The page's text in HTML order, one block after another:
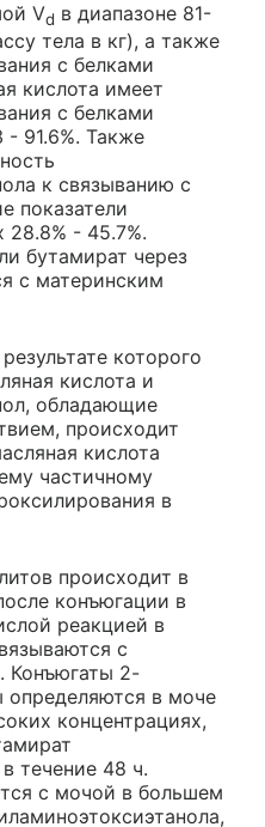
Vd в диапазоне 81-
тела в кг), а также
с белками
кислота имеет
с белками
91.6%. Также
к связыванию с
показатели
28.8% - 45.7%.
бутамират через
с материнским
которого
кислота и
обладающие
происходит
кислота
частичному
в
происходит в
конъюгации в
реакцией в
с
Конъюгаты 2-
определяются в моче
концентрациях,
течение 48 ч.
с мочой в большем